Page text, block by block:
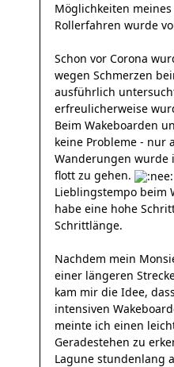
Möglichkeiten
Rollerfahren wurde
Schon vor Corona
wegen Schmerzen
ausführlich
erfreulicherweise
Beim Wakeboarden
keine Probleme - nur
Wanderungen wurde
flott zu gehen.
Lieblingstempo beim
habe eine hohe
Schrittlänge.
Nachdem mein
einer längeren
kam mir die Idee,
intensiven
meinte ich einen
Geradestehen zu
Lagune stundenlang